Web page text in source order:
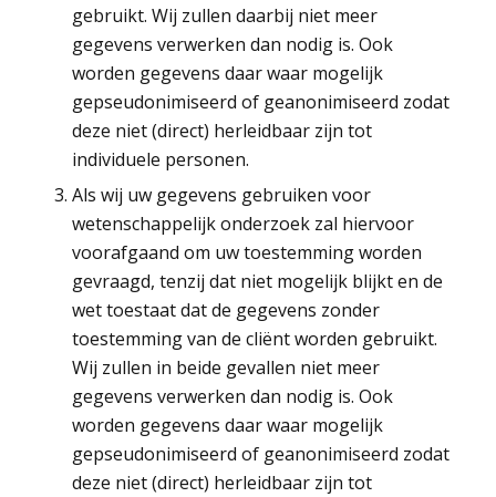
gebruikt. Wij zullen daarbij niet meer
gegevens verwerken dan nodig is. Ook
worden gegevens daar waar mogelijk
gepseudonimiseerd of geanonimiseerd zodat
deze niet (direct) herleidbaar zijn tot
individuele personen.
Als wij uw gegevens gebruiken voor
wetenschappelijk onderzoek zal hiervoor
voorafgaand om uw toestemming worden
gevraagd, tenzij dat niet mogelijk blijkt en de
wet toestaat dat de gegevens zonder
toestemming van de cliënt worden gebruikt.
Wij zullen in beide gevallen niet meer
gegevens verwerken dan nodig is. Ook
worden gegevens daar waar mogelijk
gepseudonimiseerd of geanonimiseerd zodat
deze niet (direct) herleidbaar zijn tot